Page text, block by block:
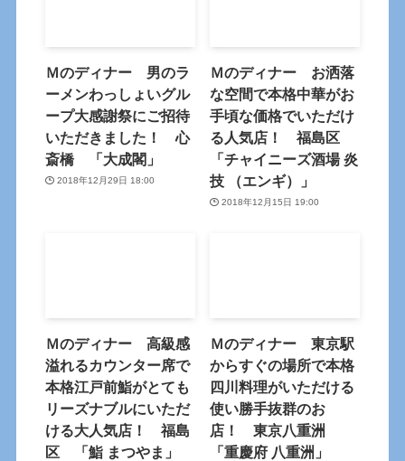
Ｍのディナー 男のラ
ーメンわっしょいグル
ープ大感謝祭にご招待
いただきました！ 心
斎橋 「大成閣」
2018年12月29日 18:00
Ｍのディナー お洒落
な空間で本格中華がお
手頃な価格でいただけ
る人気店！ 福島区
「チャイニーズ酒場 炎
技 （エンギ）」
2018年12月15日 19:00
Ｍのディナー 高級感
溢れるカウンター席で
本格江戸前鮨がとても
リーズナブルにいただ
ける大人気店！ 福島
区 「鮨 まつやま」
Ｍのディナー 東京駅
からすぐの場所で本格
四川料理がいただける
使い勝手抜群のお
店！ 東京八重洲
「重慶府 八重洲」